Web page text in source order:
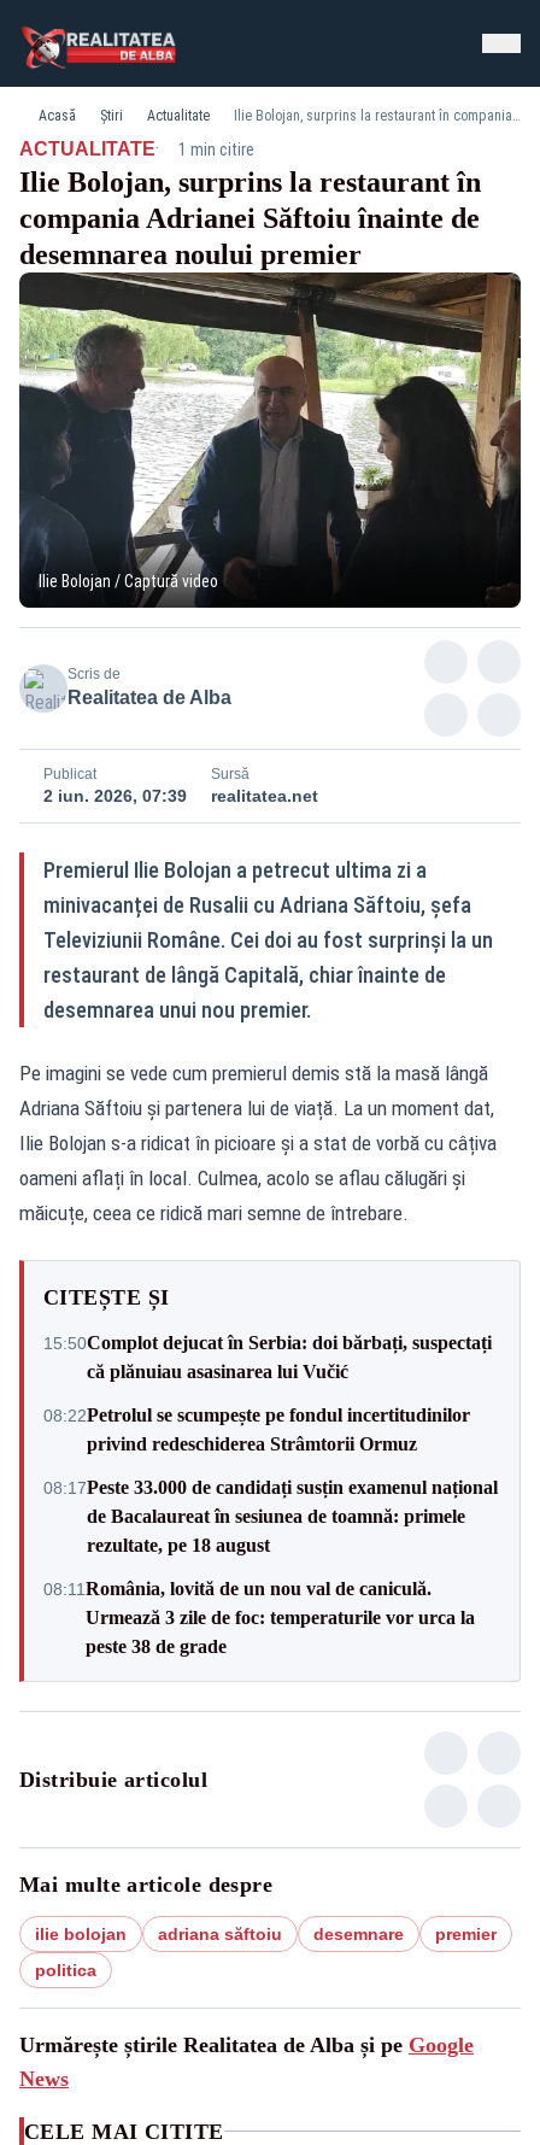
Acasă Știri Actualitate Ilie Bolojan, surprins la restaurant în compania Adrianei Săftoiu înainte de desemnarea noului premier
ACTUALITATE· 1 min citire
Ilie Bolojan, surprins la restaurant în
compania Adrianei Săftoiu înainte de
desemnarea noului premier
Ilie Bolojan / Captură video
Scris de
Realitatea de Alba
Publicat
2 iun. 2026, 07:39
Sursă
realitatea.net
Premierul Ilie Bolojan a petrecut ultima zi a
minivacanței de Rusalii cu Adriana Săftoiu, șefa
Televiziunii Române. Cei doi au fost surprinși la un
restaurant de lângă Capitală, chiar înainte de
desemnarea unui nou premier.
Pe imagini se vede cum premierul demis stă la masă lângă
Adriana Săftoiu și partenera lui de viață. La un moment dat,
Ilie Bolojan s-a ridicat în picioare și a stat de vorbă cu câțiva
oameni aflați în local. Culmea, acolo se aflau călugări și
măicuțe, ceea ce ridică mari semne de întrebare.
CITEȘTE ȘI
15:50Complot dejucat în Serbia: doi bărbați, suspectați
că plănuiau asasinarea lui Vučić
08:22Petrolul se scumpește pe fondul incertitudinilor
privind redeschiderea Strâmtorii Ormuz
08:17Peste 33.000 de candidați susțin examenul național
de Bacalaureat în sesiunea de toamnă: primele
rezultate, pe 18 august
08:11România, lovită de un nou val de caniculă.
Urmează 3 zile de foc: temperaturile vor urca la
peste 38 de grade
Distribuie articolul
Mai multe articole despre
ilie bolojan adriana săftoiu desemnare
premier
politica
Urmărește știrile Realitatea de Alba și pe Google
News
CELE MAI CITITE